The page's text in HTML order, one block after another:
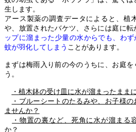
生します。
アース製薬の調査データによると、植
や、放置されたバケツ、さらには庭に転
ップに溜まった少量の水からでも、わ
蚊が羽化してしまう ことがあります。
まずは梅雨入り前の今のうちに、お庭
う。
・植木鉢の受け皿に水が溜まったまま
・ブルーシートのたるみや、お子様
ませんか？
・物置の裏など、死角に水が溜まる
か？